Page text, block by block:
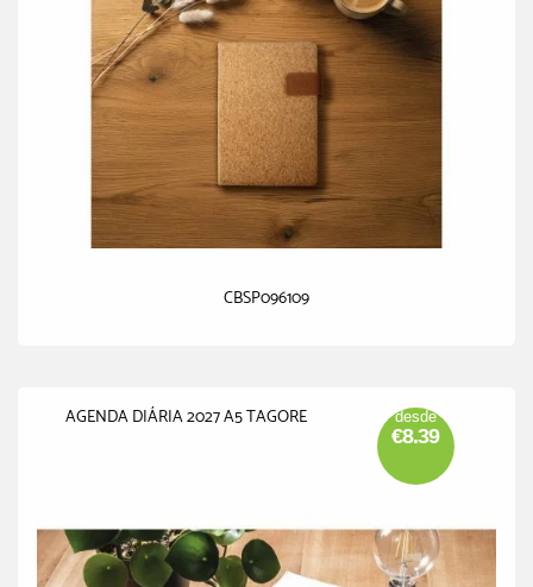
CBSP096109
AGENDA DIÁRIA 2027 A5 TAGORE desde
€8.39